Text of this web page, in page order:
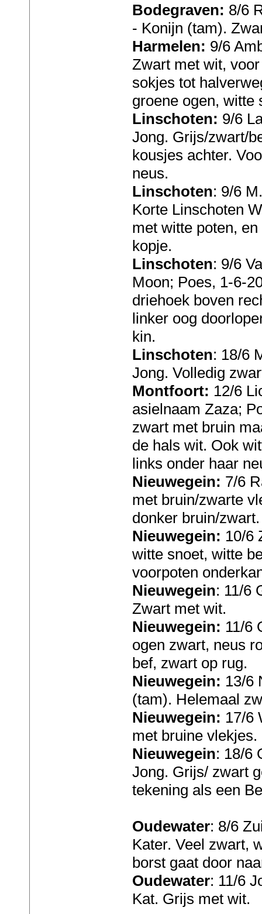
Bodegraven: 8/6
- Konijn (tam).
Harmelen: 9/6
Zwart met wit,
sokjes tot
groene ogen, witte
Linschoten: 9/6
Jong. Grijs/zwart/
kousjes achter.
neus.
Linschoten: 9/6
Korte Linschoten
met witte poten,
kopje.
Linschoten: 9/6
Moon; Poes, 1-6-
driehoek boven
linker oog
kin.
Linschoten: 18/6
Jong. Volledig
Montfoort: 12/6
asielnaam Zaza;
zwart met bruin
de hals wit. Ook
links onder haar
Nieuwegein: 7/6
met bruin/zwarte
donker bruin/zwart.
Nieuwegein: 10/6
witte snoet, witte
voorpoten
Nieuwegein: 11/6
Zwart met wit.
Nieuwegein: 11/6
ogen zwart, neus
bef, zwart op rug.
Nieuwegein: 13/6
(tam). Helemaal
Nieuwegein: 17/6
met bruine vlekjes.
Nieuwegein: 18/6
Jong. Grijs/ zwart
tekening als een
Oudewater: 8/6
Kater. Veel zwart,
borst gaat door
Oudewater: 11/6
Kat. Grijs met wit.